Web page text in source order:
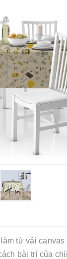
từ vải canvas
bài trí của